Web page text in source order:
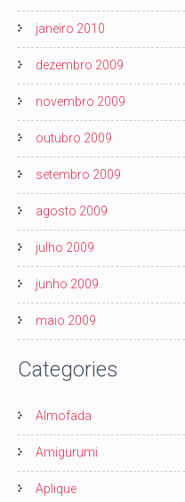
janeiro 2010
dezembro 2009
novembro 2009
outubro 2009
setembro 2009
agosto 2009
julho 2009
junho 2009
maio 2009
Categories
Almofada
Amigurumi
Aplique